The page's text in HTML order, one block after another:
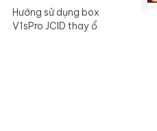
Hướng sử dụng box
V1sPro JCID thay ổ